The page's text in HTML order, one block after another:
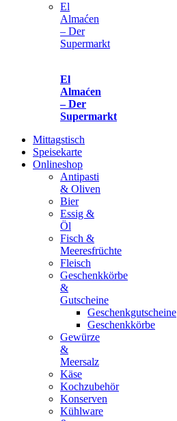
El
Almaćen
– Der
Supermarkt
El
Almaćen
– Der
Supermarkt
Mittagstisch
Speisekarte
Onlineshop
Antipasti
& Oliven
Bier
Essig &
Öl
Fisch &
Meeresfrüchte
Fleisch
Geschenkkörbe
&
Gutscheine
Geschenkgutscheine
Geschenkkörbe
Gewürze
&
Meersalz
Käse
Kochzubehör
Konserven
Kühlware